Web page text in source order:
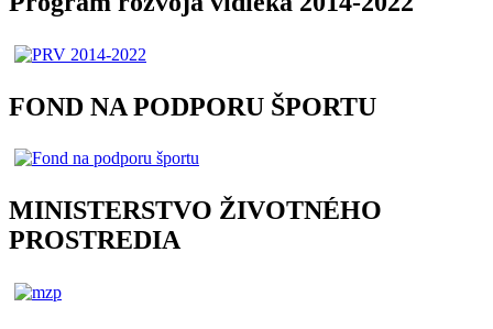
FOND NA PODPORU ŠPORTU
MINISTERSTVO ŽIVOTNÉHO
PROSTREDIA